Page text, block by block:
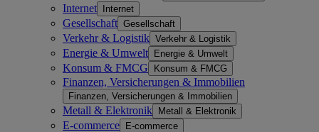
Internet Internet
Gesellschaft Gesellschaft
Verkehr & Logistik Verkehr & Logistik
Energie & Umwelt Energie & Umwelt
Konsum & FMCG Konsum & FMCG
Finanzen, Versicherungen & Immobilien
Finanzen, Versicherungen & Immobilien
Metall & Elektronik Metall & Elektronik
E-commerce E-commerce